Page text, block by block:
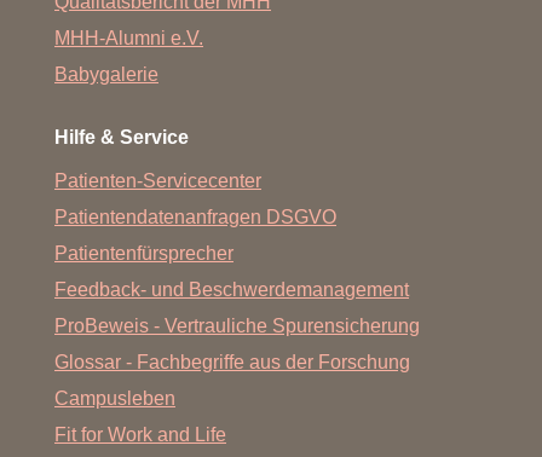
MHH-Alumni e.V.
Babygalerie
Hilfe & Service
Patienten-Servicecenter
Patientendatenanfragen DSGVO
Patientenfürsprecher
Feedback- und Beschwerdemanagement
ProBeweis - Vertrauliche Spurensicherung
Glossar - Fachbegriffe aus der Forschung
Campusleben
Fit for Work and Life